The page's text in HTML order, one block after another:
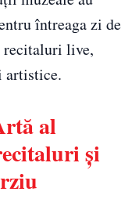
întreaga zi de
recitaluri live,
artistice.
al
și